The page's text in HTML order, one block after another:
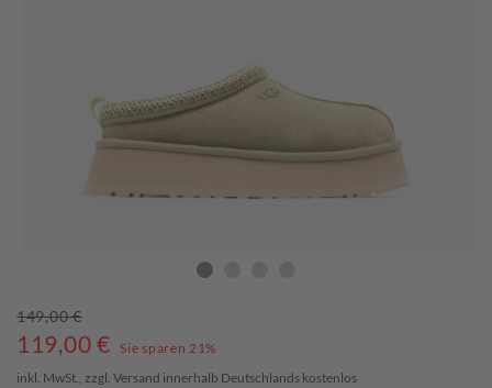
149,00 €
119,00 €
Sie sparen 21%
inkl. MwSt., zzgl. Versand innerhalb Deutschlands kostenlos